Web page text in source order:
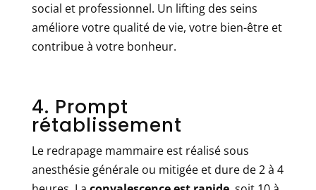
social et professionnel. Un lifting des seins
améliore votre qualité de vie, votre bien-être et
contribue à votre bonheur.
4. Prompt
rétablissement
Le redrapage mammaire est réalisé sous
anesthésie générale ou mitigée et dure de 2 à 4